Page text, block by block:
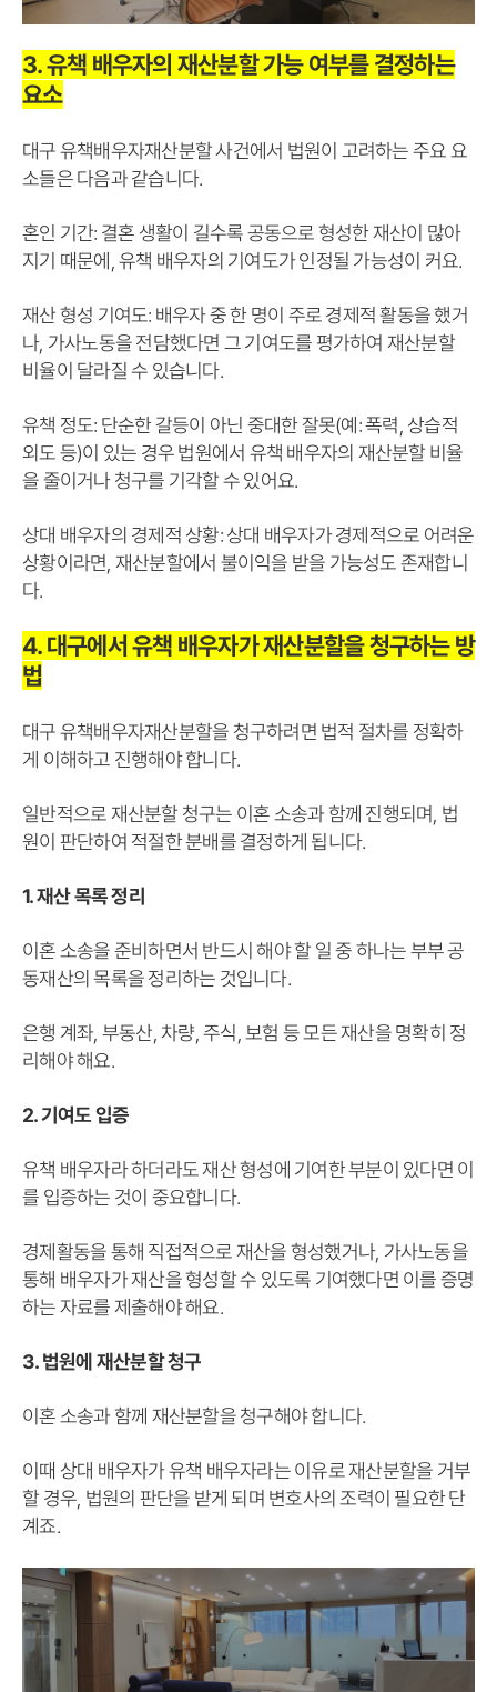
3. 유책 배우자의 재산분할 가능 여부를 결정하는
요소
대구 유책배우자재산분할 사건에서 법원이 고려하는 주요 요
소들은 다음과 같습니다.
혼인 기간: 결혼 생활이 길수록 공동으로 형성한 재산이 많아
지기 때문에, 유책 배우자의 기여도가 인정될 가능성이 커요.
재산 형성 기여도: 배우자 중 한 명이 주로 경제적 활동을 했거
나, 가사노동을 전담했다면 그 기여도를 평가하여 재산분할
비율이 달라질 수 있습니다.
유책 정도: 단순한 갈등이 아닌 중대한 잘못(예: 폭력, 상습적
외도 등)이 있는 경우 법원에서 유책 배우자의 재산분할 비율
을 줄이거나 청구를 기각할 수 있어요.
상대 배우자의 경제적 상황: 상대 배우자가 경제적으로 어려운
상황이라면, 재산분할에서 불이익을 받을 가능성도 존재합니
다.
4. 대구에서 유책 배우자가 재산분할을 청구하는 방
법
대구 유책배우자재산분할을 청구하려면 법적 절차를 정확하
게 이해하고 진행해야 합니다.
일반적으로 재산분할 청구는 이혼 소송과 함께 진행되며, 법
원이 판단하여 적절한 분배를 결정하게 됩니다.
1. 재산 목록 정리
이혼 소송을 준비하면서 반드시 해야 할 일 중 하나는 부부 공
동재산의 목록을 정리하는 것입니다.
은행 계좌, 부동산, 차량, 주식, 보험 등 모든 재산을 명확히 정
리해야 해요.
2. 기여도 입증
유책 배우자라 하더라도 재산 형성에 기여한 부분이 있다면 이
를 입증하는 것이 중요합니다.
경제활동을 통해 직접적으로 재산을 형성했거나, 가사노동을
통해 배우자가 재산을 형성할 수 있도록 기여했다면 이를 증명
하는 자료를 제출해야 해요.
3. 법원에 재산분할 청구
이혼 소송과 함께 재산분할을 청구해야 합니다.
이때 상대 배우자가 유책 배우자라는 이유로 재산분할을 거부
할 경우, 법원의 판단을 받게 되며 변호사의 조력이 필요한 단
계죠.